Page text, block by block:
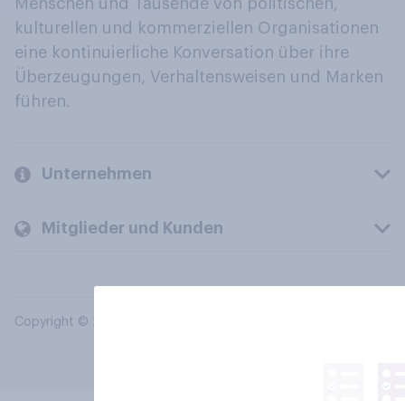
Menschen und Tausende von politischen,
kulturellen und kommerziellen Organisationen
eine kontinuierliche Konversation über ihre
Überzeugungen, Verhaltensweisen und Marken
führen.
Unternehmen
Mitglieder und Kunden
Copyright © 2026 YouGov PLC. Alle Rechte vorbehalten.